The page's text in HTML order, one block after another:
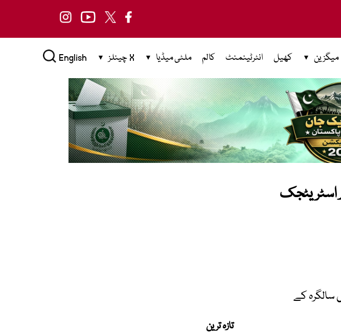
میگزین کھیل انٹرٹینمنٹ کالم ملٹی میڈیا X چینلز English
اسٹریٹجک
پاکستان کا پاک-چائنہ سفارتی تعلقات کی 75ویں سالگرہ کے
تازہ ترین